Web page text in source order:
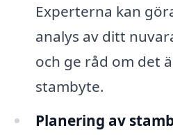
Experterna kan
analys av ditt
och ge råd om det
stambyte.
Planering av